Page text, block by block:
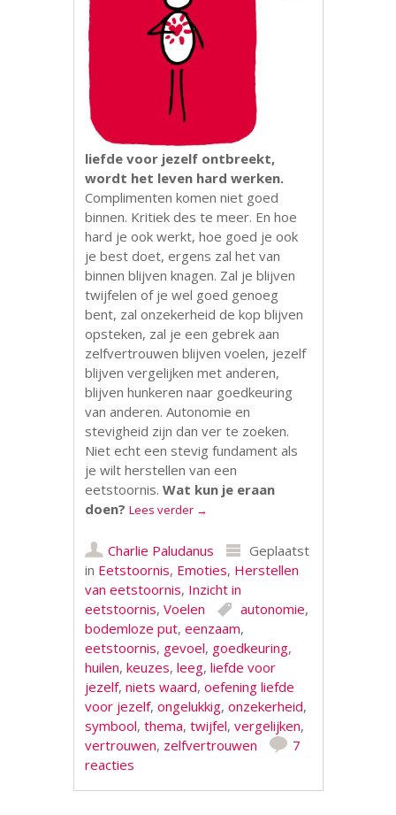
liefde voor jezelf ontbreekt,
wordt het leven hard werken.
Complimenten komen niet goed
binnen. Kritiek des te meer. En hoe
hard je ook werkt, hoe goed je ook
je best doet, ergens zal het van
binnen blijven knagen. Zal je blijven
twijfelen of je wel goed genoeg
bent, zal onzekerheid de kop blijven
opsteken, zal je een gebrek aan
zelfvertrouwen blijven voelen, jezelf
blijven vergelijken met anderen,
blijven hunkeren naar goedkeuring
van anderen. Autonomie en
stevigheid zijn dan ver te zoeken.
Niet echt een stevig fundament als
je wilt herstellen van een
eetstoornis.Wat kun je eraan
doen? Lees verder →
Charlie Paludanus
Geplaatst
in Eetstoornis, Emoties, Herstellen
van eetstoornis, Inzicht in
eetstoornis,Voelen autonomie,
bodemloze put,eenzaam,
eetstoornis, gevoel, goedkeuring,
huilen,keuzes,leeg,liefde voor
jezelf,niets waard,oefening liefde
voor jezelf,ongelukkig,onzekerheid,
symbool,thema,twijfel,vergelijken,
vertrouwen, zelfvertrouwen
7
reacties